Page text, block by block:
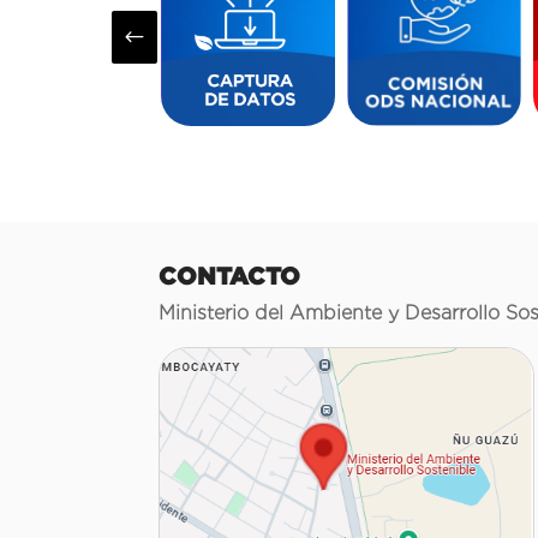
#
CONTACTO
Ministerio del Ambiente y Desarrollo